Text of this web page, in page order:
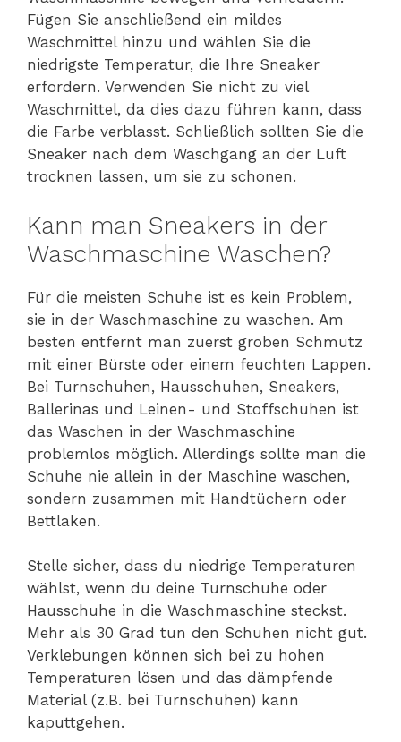
Fügen Sie anschließend ein mildes
Waschmittel hinzu und wählen Sie die
niedrigste Temperatur, die Ihre Sneaker
erfordern. Verwenden Sie nicht zu viel
Waschmittel, da dies dazu führen kann, dass
die Farbe verblasst. Schließlich sollten Sie die
Sneaker nach dem Waschgang an der Luft
trocknen lassen, um sie zu schonen.
Kann man Sneakers in der
Waschmaschine Waschen?
Für die meisten Schuhe ist es kein Problem,
sie in der Waschmaschine zu waschen. Am
besten entfernt man zuerst groben Schmutz
mit einer Bürste oder einem feuchten Lappen.
Bei Turnschuhen, Hausschuhen, Sneakers,
Ballerinas und Leinen- und Stoffschuhen ist
das Waschen in der Waschmaschine
problemlos möglich. Allerdings sollte man die
Schuhe nie allein in der Maschine waschen,
sondern zusammen mit Handtüchern oder
Bettlaken.
Stelle sicher, dass du niedrige Temperaturen
wählst, wenn du deine Turnschuhe oder
Hausschuhe in die Waschmaschine steckst.
Mehr als 30 Grad tun den Schuhen nicht gut.
Verklebungen können sich bei zu hohen
Temperaturen lösen und das dämpfende
Material (z.B. bei Turnschuhen) kann
kaputtgehen.